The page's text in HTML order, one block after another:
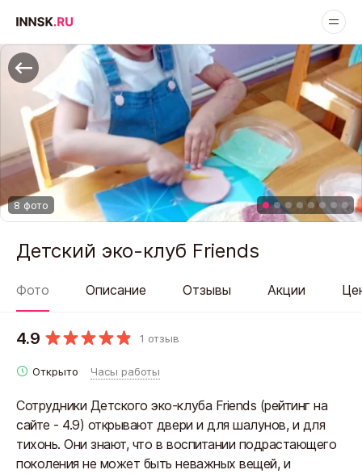
Детский эко-клуб Friends
Фото Описание Отзывы Акции
4.9 1 отзыв
Часы работы
Открыто
8 фото
Сотрудники Детского эко-клуба Friends (рейтинг на
сайте - 4.9) открывают двери и для шалунов, и для
тихонь. Они знают, что в воспитании подрастающего
поколения не может быть неважных вещей, и